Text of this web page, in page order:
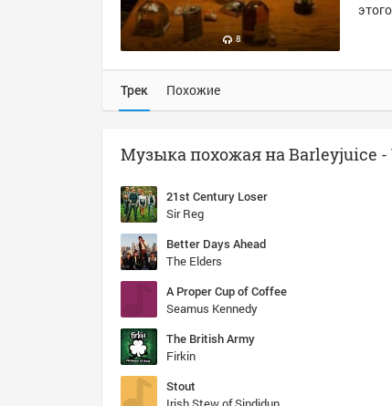
8
Трек Похожие
21st Century Loser
Sir Reg
Better Days Ahead
The Elders
A Proper Cup of Coffee
Seamus Kennedy
The British Army
Firkin
Stout